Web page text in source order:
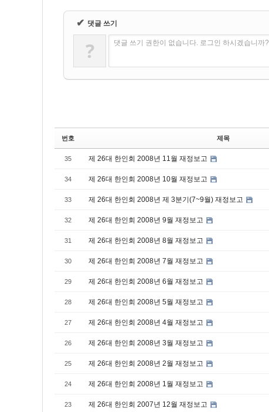
✔ 댓글 쓰기
? 댓글 쓰기 권한이 없습니다. 로그인 하시겠습니까?
번호 제목
35 제 26대 한인회 2008년 11월 재정보고
34 제 26대 한인회 2008년 10월 재정보고
33 제 26대 한인회 2008년 제 3분기(7~9월) 재정보고
32 제 26대 한인회 2008년 9월 재정보고
31 제 26대 한인회 2008년 8월 재정보고
30 제 26대 한인회 2008년 7월 재정보고
29 제 26대 한인회 2008년 6월 재정보고
28 제 26대 한인회 2008년 5월 재정보고
27 제 26대 한인회 2008년 4월 재정보고
26 제 26대 한인회 2008년 3월 재정보고
25 제 26대 한인회 2008년 2월 재정보고
24 제 26대 한인회 2008년 1월 재정보고
23 제 26대 한인회 2007년 12월 재정보고